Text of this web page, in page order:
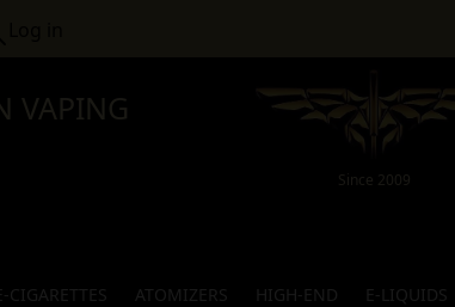
VAPING
Since 2009
CIGARETTES ATOMIZERS HIGH-END E-LIQUIDS